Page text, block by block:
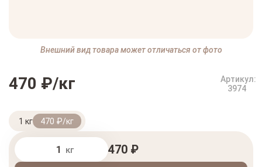
Внешний вид товара может отличаться от фото
470 ₽/кг
Артикул:
3974
1 кг 470 ₽/кг
кг 470 ₽